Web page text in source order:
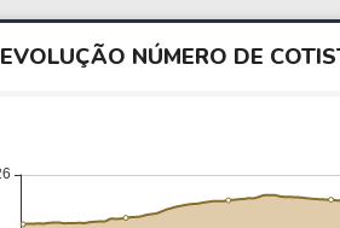
EVOLUÇÃO NÚMERO DE